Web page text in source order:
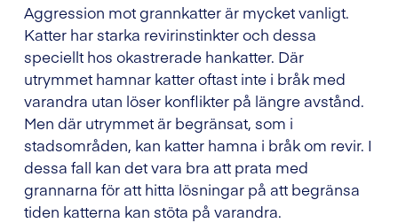
Aggression mot grannkatter är mycket vanligt.
Katter har starka revirinstinkter och dessa
speciellt hos okastrerade hankatter. Där
utrymmet hamnar katter oftast inte i bråk med
varandra utan löser konflikter på längre avstånd.
Men där utrymmet är begränsat, som i
stadsområden, kan katter hamna i bråk om revir. I
dessa fall kan det vara bra att prata med
grannarna för att hitta lösningar på att begränsa
tiden katterna kan stöta på varandra.